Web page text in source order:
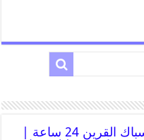
رقم فني صحي سباك القرين 24 ساعة |